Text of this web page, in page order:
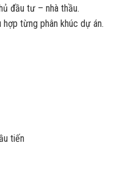
đầu tư – nhà thầu.
từng phân khúc dự án.
tiến